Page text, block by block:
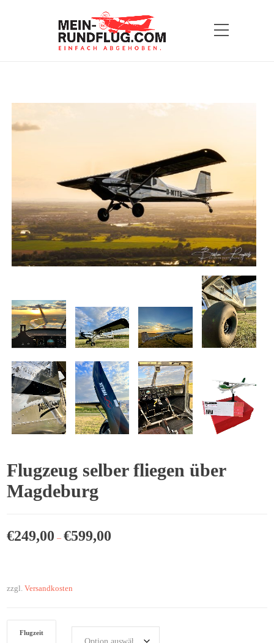
Flugzeug selber fliegen über
Magdeburg
€249,00 –€599,00
zzgl.Versandkosten
Flugzeit